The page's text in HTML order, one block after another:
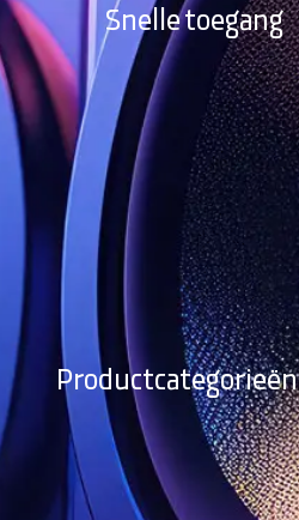
Snelle toegang
Productcategorieën